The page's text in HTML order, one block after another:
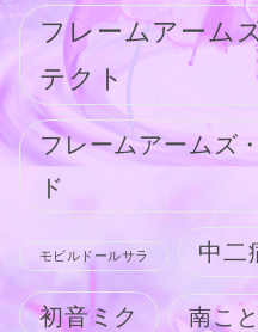
フレームアーム
テクト
フレームアームズ
ド
モビルドールサラ 中二
初音ミク 南こ